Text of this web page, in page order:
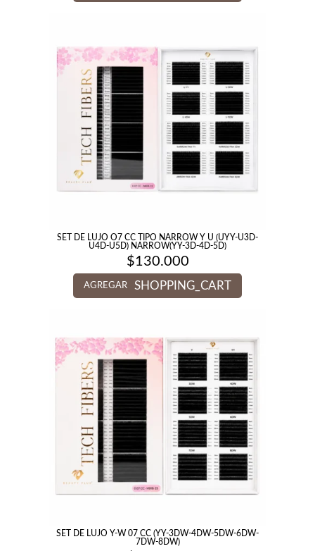
SET DE LUJO O7 CC TIPO NARROW Y U (UYY-U3D-
U4D-U5D) NARROW(YY-3D-4D-5D)
$130.000
AGREGAR SHOPPING_CART
SET DE LUJO Y-W 07 CC (YY-3DW-4DW-5DW-6DW-
7DW-8DW)